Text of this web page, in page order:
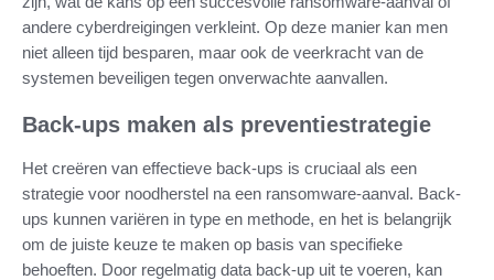
andere cyberdreigingen verkleint. Op deze manier kan men
niet alleen tijd besparen, maar ook de veerkracht van de
systemen beveiligen tegen onverwachte aanvallen.
Back-ups maken als preventiestrategie
Het creëren van effectieve back-ups is cruciaal als een
strategie voor noodherstel na een ransomware-aanval. Back-
ups kunnen variëren in type en methode, en het is belangrijk
om de juiste keuze te maken op basis van specifieke
behoeften. Door regelmatig data back-up uit te voeren, kan